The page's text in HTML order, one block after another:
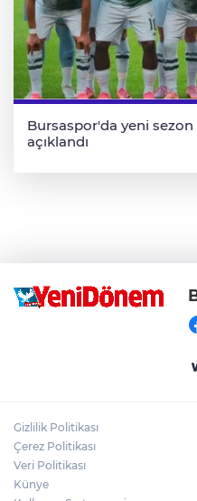
Bursaspor'da yeni
açıklandı
Gizlilik Politikası
Çerez Politikası
Veri Politikası
Künye